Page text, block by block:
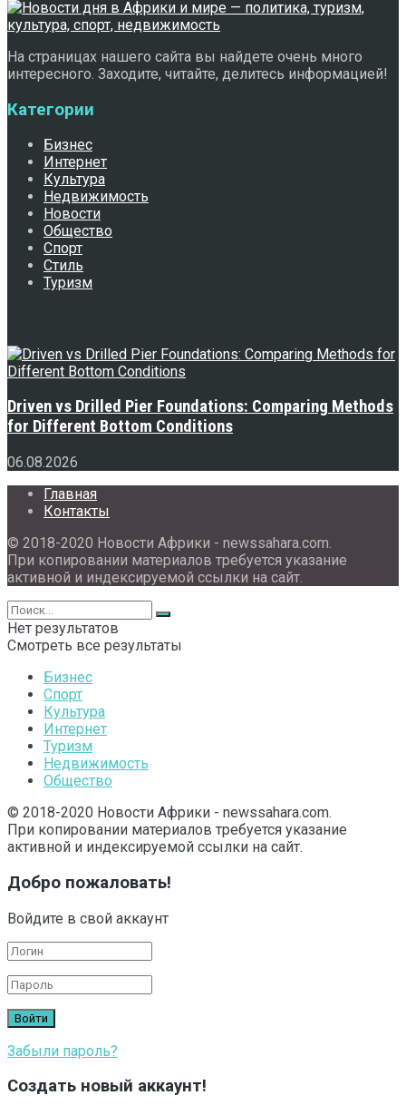
На страницах нашего сайта вы найдете очень много
интересного. Заходите, читайте, делитесь информацией!
Категории
Бизнес
Интернет
Культура
Недвижимость
Новости
Общество
Спорт
Стиль
Туризм
Driven vs Drilled Pier Foundations: Comparing Methods
for Different Bottom Conditions
06.08.2026
Главная
Контакты
© 2018-2020 Новости Африки - newssahara.com.
При копировании материалов требуется указание
активной и индексируемой ссылки на сайт.
Нет результатов
Смотреть все результаты
Бизнес
Спорт
Культура
Интернет
Туризм
Недвижимость
Общество
© 2018-2020 Новости Африки - newssahara.com.
При копировании материалов требуется указание
активной и индексируемой ссылки на сайт.
Добро пожаловать!
Войдите в свой аккаунт
Забыли пароль?
Создать новый аккаунт!